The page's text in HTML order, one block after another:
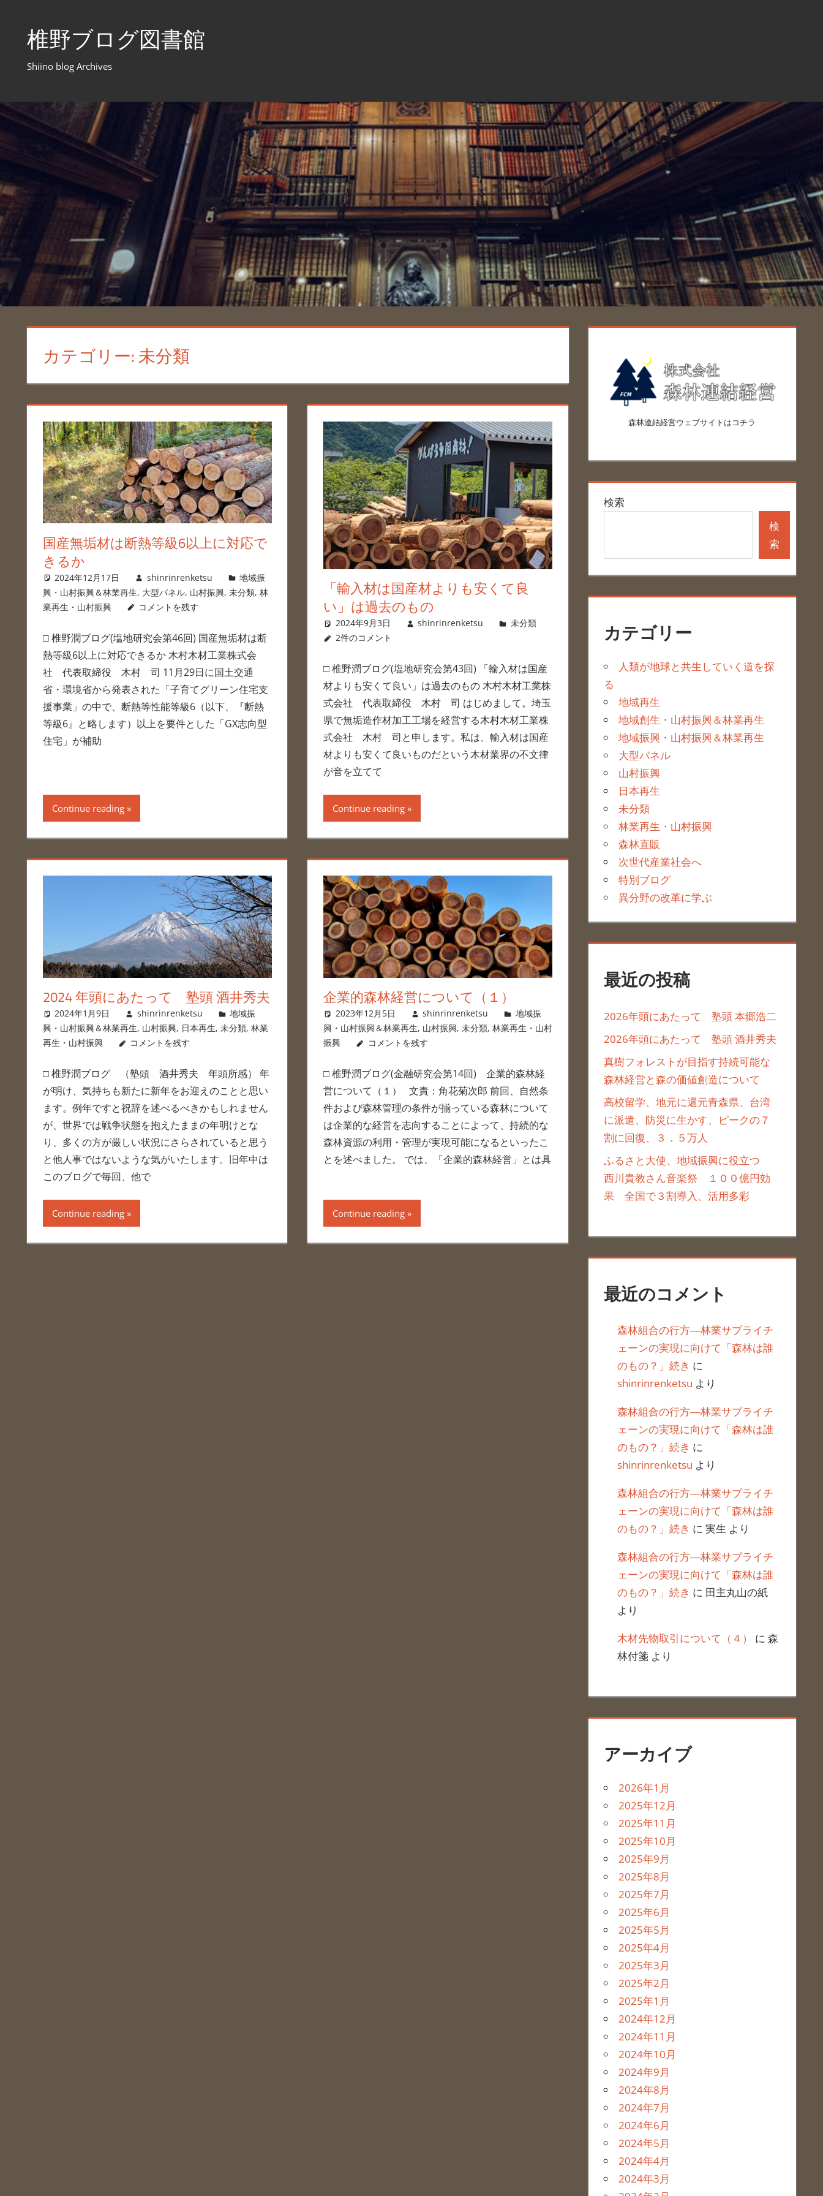
ス
キ
椎野ブログ図書館
Shiino blog Archives
カテゴリー:未分類
国産無垢材は断熱等級6以上に対応で
きるか
2024年12月17日 shinrinrenketsu
地域振
興・山村振興＆林業再生, 大型パネル, 山村振興, 未分類, 林
業再生・山村振興
コメントを残す
□ 椎野潤ブログ(塩地研究会第46回) 国産無垢材は断
熱等級6以上に対応できるか 木村木材工業株式会
社 代表取締役 木村 司 11月29日に国土交通
省・環境省から発表された「子育てグリーン住宅支
援事業」の中で、断熱等性能等級6（以下、『断熱
等級6』と略します）以上を要件とした「GX志向型
住宅」が補助
Continue reading
「輸入材は国産材よりも安くて良
い」は過去のもの
2024年9月3日 shinrinrenketsu
未分類
2件のコメント
□ 椎野潤ブログ(塩地研究会第43回) 「輸入材は国産
材よりも安くて良い」は過去のもの 木村木材工業株
式会社 代表取締役 木村 司 はじめまして。埼玉
県で無垢造作材加工工場を経営する木村木材工業株
式会社 木村 司と申します。私は、輸入材は国産
材よりも安くて良いものだという木材業界の不文律
が音を立てて
Continue reading
2024 年頭にあたって 塾頭 酒井秀夫
2024年1月9日 shinrinrenketsu
地域振
興・山村振興＆林業再生, 山村振興, 日本再生, 未分類, 林業
再生・山村振興
コメントを残す
□ 椎野潤ブログ （塾頭 酒井秀夫 年頭所感） 年
が明け、気持ちも新たに新年をお迎えのことと思い
ます。例年ですと祝辞を述べるべきかもしれません
が、世界では戦争状態を抱えたままの年明けとな
り、多くの方が厳しい状況にさらされていると思う
と他人事ではないような気がいたします。旧年中は
このブログで毎回、他で
Continue reading
企業的森林経営について（１）
2023年12月5日 shinrinrenketsu
地域振
興・山村振興＆林業再生, 山村振興, 未分類, 林業再生・山村
振興
コメントを残す
□ 椎野潤ブログ(金融研究会第14回) 企業的森林経
営について（１） 文責：角花菊次郎 前回、自然条
件および森林管理の条件が揃っている森林について
は企業的な経営を志向することによって、持続的な
森林資源の利用・管理が実現可能になるといったこ
とを述べました。 では、「企業的森林経営」とは具
Continue reading
森林連結経営ウェブサイトはコチラ
検索
検
索
カテゴリー
人類が地球と共生していく道を探
る
地域再生
地域創生・山村振興＆林業再生
地域振興・山村振興＆林業再生
大型パネル
山村振興
日本再生
未分類
林業再生・山村振興
森林直販
次世代産業社会へ
特別ブログ
異分野の改革に学ぶ
最近の投稿
2026年頭にあたって 塾頭 本郷浩二
2026年頭にあたって 塾頭 酒井秀夫
真樹フォレストが目指す持続可能な
森林経営と森の価値創造について
高校留学、地元に還元青森県、台湾
に派遣、防災に生かす、ピークの７
割に回復、３．５万人
ふるさと大使、地域振興に役立つ
西川貴教さん音楽祭 １００億円効
果 全国で３割導入、活用多彩
最近のコメント
森林組合の行方―林業サプライチ
ェーンの実現に向けて「森林は誰
のもの？」続き に
shinrinrenketsu より
森林組合の行方―林業サプライチ
ェーンの実現に向けて「森林は誰
のもの？」続き に
shinrinrenketsu より
森林組合の行方―林業サプライチ
ェーンの実現に向けて「森林は誰
のもの？」続き に 実生 より
森林組合の行方―林業サプライチ
ェーンの実現に向けて「森林は誰
のもの？」続き に 田主丸山の紙
より
木材先物取引について（４）
に 森
林付箋より
アーカイブ
2026年1月
2025年12月
2025年11月
2025年10月
2025年9月
2025年8月
2025年7月
2025年6月
2025年5月
2025年4月
2025年3月
2025年2月
2025年1月
2024年12月
2024年11月
2024年10月
2024年9月
2024年8月
2024年7月
2024年6月
2024年5月
2024年4月
2024年3月